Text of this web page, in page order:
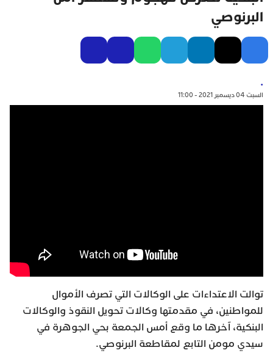
البرنوصي
.
السبت 04 ديسمبر 2021 - 11:00
توالت الاعتداءات على الوكالات التي تصرف الأموال
للمواطنين، في مقدمتها وكالات تحويل النقوذ والوكالات
البنكية، آخرها ما وقع أمس الجمعة بحي الجوهرة في
سيدي مومن التابع لمقاطعة البرنوصي.